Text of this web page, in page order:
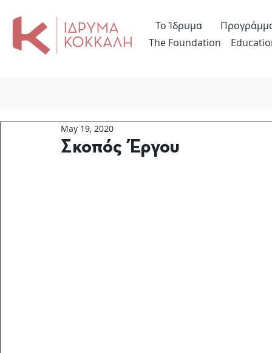
The Foundation
Το Ίδρυμα
Σκοπός Έργου
May 19, 2020